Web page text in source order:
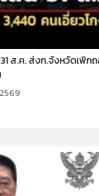
ส.ค. ส่งก.จังหวัดเพิก